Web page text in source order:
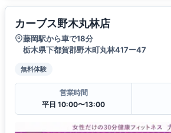
カーブス野木丸林店
藤岡駅から車で18分
栃木県下都賀郡野木町丸林417ー47
無料体験
営業時間
平日 10:00〜13:00